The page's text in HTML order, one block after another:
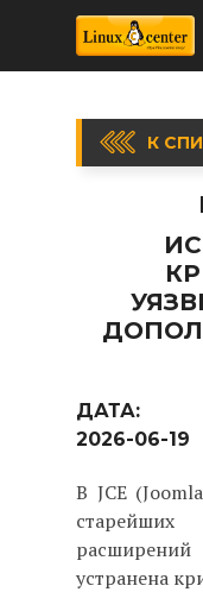
К
ДАТА:
2026-06-19
В JCE
устранена